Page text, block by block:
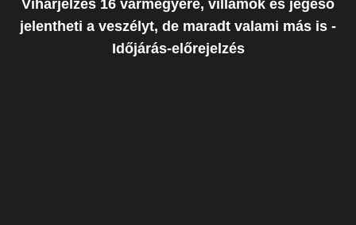
Viharjelzés 16 vármegyére, villámok és jégeső
jelentheti a veszélyt, de maradt valami más is -
Időjárás-előrejelzés